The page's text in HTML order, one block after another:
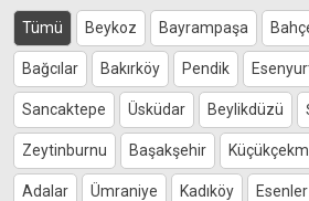
KADIN HAVACILAR
SÜRDÜRÜLEBILIRLIK
KÖŞE YAZILARI – COLUMNS
NEWS & INSIGHTS
Tümü Beykoz Bayrampaşa
Bağcılar Bakırköy Pendik
Sancaktepe Üsküdar Beylikdüzü
Zeytinburnu Başakşehir
Adalar Ümraniye Kadıköy Esenler